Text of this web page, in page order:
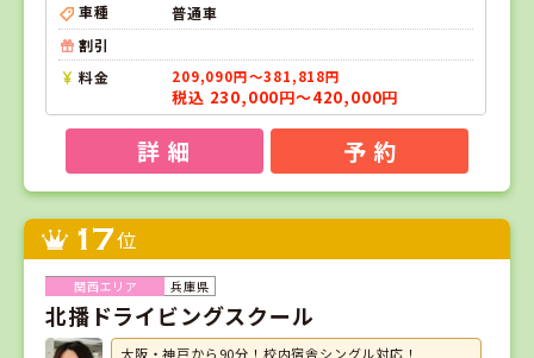
車種
普通車
割引
料金
209,090円～381,818円
税込 230,000円～420,000円
詳 細 予 約
17位
兵庫県
北播ドライビングスクール
大阪・神戸から90分！校内宿舎シングル対応！